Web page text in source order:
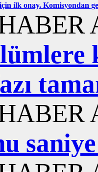
ilk onay. Komisyondan